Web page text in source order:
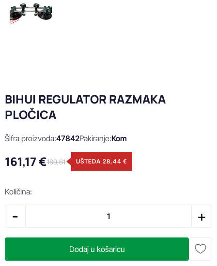
BIHUI REGULATOR RAZMAKA
PLOČICA
Šifra proizvoda:47842Pakiranje:Kom
161,17 €189,61 UŠTEDA 28,44 €
Količina:
- +
Dodaj u košaricu